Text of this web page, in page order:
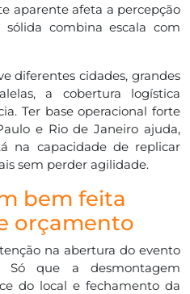
aparente afeta a percepção
combina escala com
diferentes cidades, grandes
a cobertura logística
Ter base operacional forte
e Rio de Janeiro ajuda,
na capacidade de replicar
sem perder agilidade.
bem feita
orçamento
na abertura do evento
Só que a desmontagem
do local e fechamento da